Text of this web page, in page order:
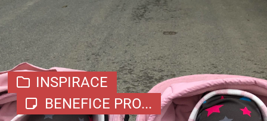
INSPIRACE
BENEFICE PRO...